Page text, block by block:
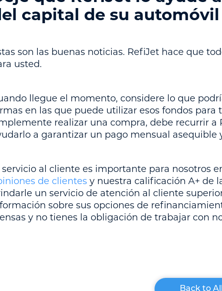
capital de su automóvil
son las buenas noticias. RefiJet hace que
usted.
llegue el momento, considere lo que
en las que puede utilizar esos fondos
realizar una compra, debe recurrir a
a garantizar un pago mensual asequible
servicio al cliente es importante para nosotros
de clientes y nuestra calificación A+ de
un servicio de atención al cliente
sobre sus opciones de
y no tienes la obligación de trabajar con
Back to